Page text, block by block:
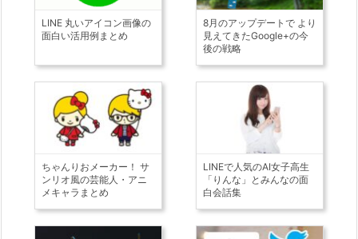
LINE 丸いアイコン画像の
面白い活用例まとめ
8月のアップデートで より
見えてきたGoogle+の今
後の戦略
ちゃんりおメーカー！ サ
ンリオ風の芸能人・アニ
メキャラまとめ
LINEで人気のAI女子高生
「りんな」とみんなの面
白会話集